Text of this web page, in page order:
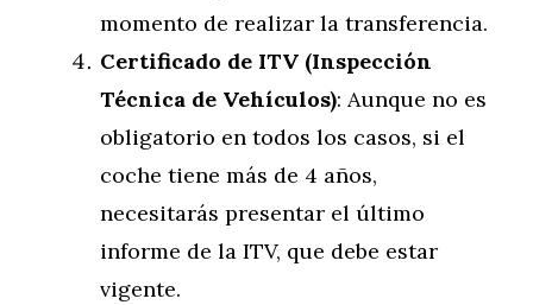
momento de realizar la transferencia.
Certificado de ITV (Inspección
Técnica de Vehículos): Aunque no es
obligatorio en todos los casos, si el
coche tiene más de 4 años,
necesitarás presentar el último
informe de la ITV, que debe estar
vigente.